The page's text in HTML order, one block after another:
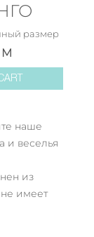
размер
M
наше
и веселья
из
имеет